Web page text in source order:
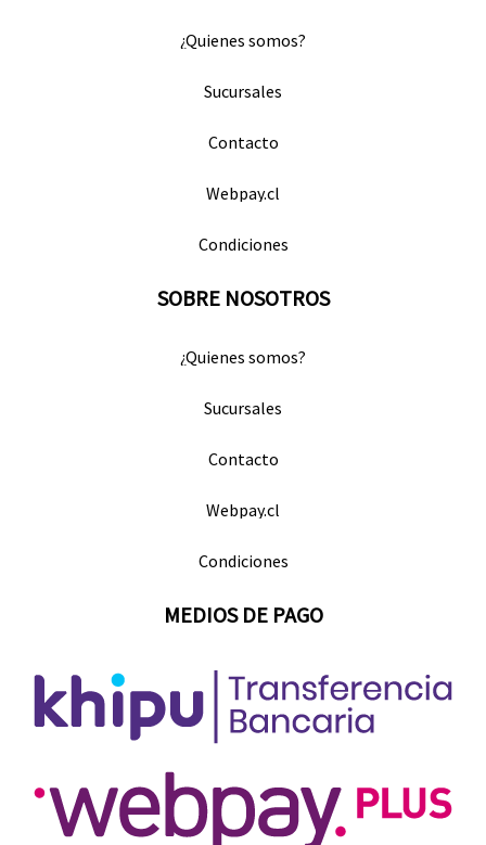
¿Quienes somos?
Sucursales
Contacto
Webpay.cl
Condiciones
SOBRE NOSOTROS
¿Quienes somos?
Sucursales
Contacto
Webpay.cl
Condiciones
MEDIOS DE PAGO